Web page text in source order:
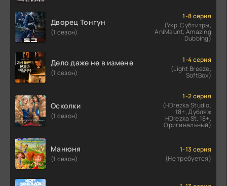
Дворец Тонгун
(1 сезон)
1-8 серия
(Укр. Субтитры,
AniMaunt, Amazing
Dubbing)
Дело даже не в измене
(1 сезон)
1-4 серия
(Light Breeze,
SoftBox)
Осколки
(1 сезон)
1-2 серия
(HDrezka Studio.
18+, Дубляж
HDrezka St. 18+,
Оригинальный)
Манюня
(1 сезон)
1-13 серия
(Не требуется)